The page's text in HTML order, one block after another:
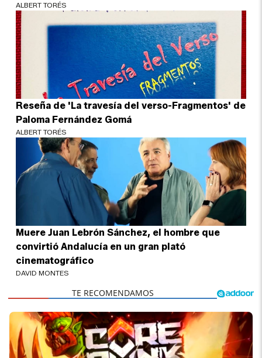
ALBERT TORÉS
Reseña de 'La travesía del verso-Fragmentos' de
Paloma Fernández Gomá
ALBERT TORÉS
Muere Juan Lebrón Sánchez, el hombre que
convirtió Andalucía en un gran plató
cinematográfico
DAVID MONTES